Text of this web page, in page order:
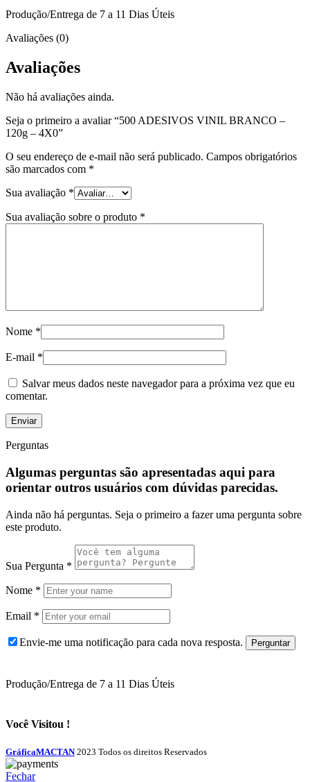
Produção/Entrega de 7 a 11 Dias Úteis
Avaliações (0)
Avaliações
Não há avaliações ainda.
Seja o primeiro a avaliar “500 ADESIVOS VINIL BRANCO –
120g – 4X0”
O seu endereço de e-mail não será publicado. Campos obrigatórios
são marcados com *
Sua avaliação *
Sua avaliação sobre o produto *
Nome *
E-mail *
Salvar meus dados neste navegador para a próxima vez que eu
comentar.
Perguntas
Algumas perguntas são apresentadas aqui para
orientar outros usuários com dúvidas parecidas.
Ainda não há perguntas. Seja o primeiro a fazer uma pergunta sobre
este produto.
Sua Pergunta *
Nome *
Email *
Envie-me uma notificação para cada nova resposta.
Produção/Entrega de 7 a 11 Dias Úteis
Você Visitou !
GráficaMACTAN 2023 Todos os direitos Reservados
Fechar